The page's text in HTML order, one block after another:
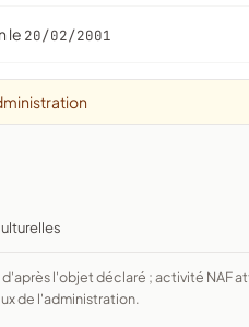
le 20/02/2001
de l'administration.